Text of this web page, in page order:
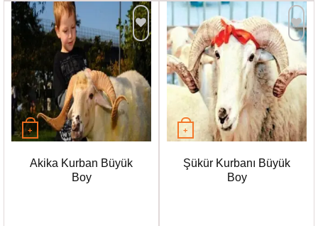
Favorilere
Ekle
+
Akika Kurban Büyük
Boy
Favorilere
Ekle
+
Şükür Kurbanı Büyük
Boy